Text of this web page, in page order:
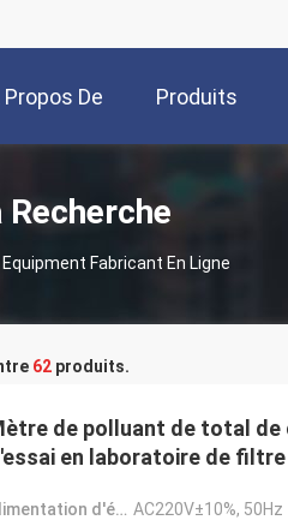
Propos De
Nous
Produits
Fabricant En Ligne
62 produits.
de polluant de total de
en laboratoire de
Alimentation d'énergie fonctionnante :: AC220V±10%, 50Hz